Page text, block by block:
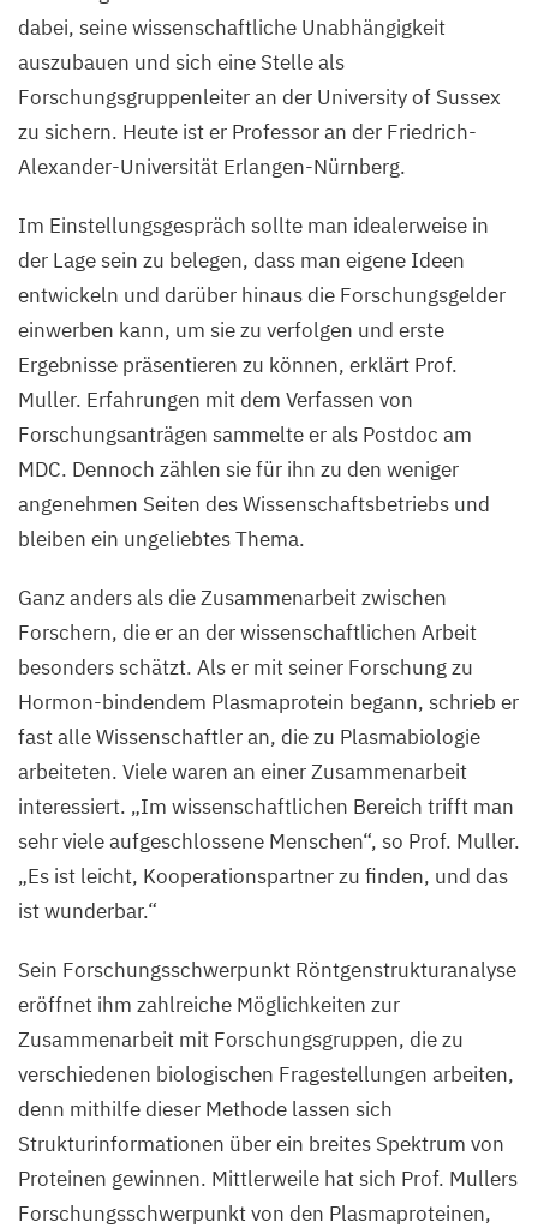
dabei, seine wissenschaftliche Unabhängigkeit
auszubauen und sich eine Stelle als
Forschungsgruppenleiter an der University of Sussex
zu sichern. Heute ist er Professor an der Friedrich-
Alexander-Universität Erlangen-Nürnberg.
Im Einstellungsgespräch sollte man idealerweise in
der Lage sein zu belegen, dass man eigene Ideen
entwickeln und darüber hinaus die Forschungsgelder
einwerben kann, um sie zu verfolgen und erste
Ergebnisse präsentieren zu können, erklärt Prof.
Muller. Erfahrungen mit dem Verfassen von
Forschungsanträgen sammelte er als Postdoc am
MDC. Dennoch zählen sie für ihn zu den weniger
angenehmen Seiten des Wissenschaftsbetriebs und
bleiben ein ungeliebtes Thema.
Ganz anders als die Zusammenarbeit zwischen
Forschern, die er an der wissenschaftlichen Arbeit
besonders schätzt. Als er mit seiner Forschung zu
Hormon-bindendem Plasmaprotein begann, schrieb er
fast alle Wissenschaftler an, die zu Plasmabiologie
arbeiteten. Viele waren an einer Zusammenarbeit
interessiert. „Im wissenschaftlichen Bereich trifft man
sehr viele aufgeschlossene Menschen“, so Prof. Muller.
„Es ist leicht, Kooperationspartner zu finden, und das
ist wunderbar.“
Sein Forschungsschwerpunkt Röntgenstrukturanalyse
eröffnet ihm zahlreiche Möglichkeiten zur
Zusammenarbeit mit Forschungsgruppen, die zu
verschiedenen biologischen Fragestellungen arbeiten,
denn mithilfe dieser Methode lassen sich
Strukturinformationen über ein breites Spektrum von
Proteinen gewinnen. Mittlerweile hat sich Prof. Mullers
Forschungsschwerpunkt von den Plasmaproteinen,